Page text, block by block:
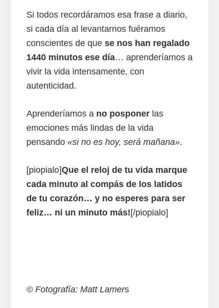
Si todos recordáramos esa frase a diario,
si cada día al levantarnos fuéramos
conscientes de que se nos han regalado
1440 minutos ese día… aprenderíamos a
vivir la vida intensamente, con
autenticidad.
Aprenderíamos a no posponerlas
emociones más lindas de la vida
pensando «si no es hoy, será mañana».
[piopialo]Que el reloj de tu vida marque
cada minuto al compás de los latidos
de tu corazón… y no esperes para ser
feliz… ni un minuto más![/piopialo]
© Fotografía: Matt Lamers